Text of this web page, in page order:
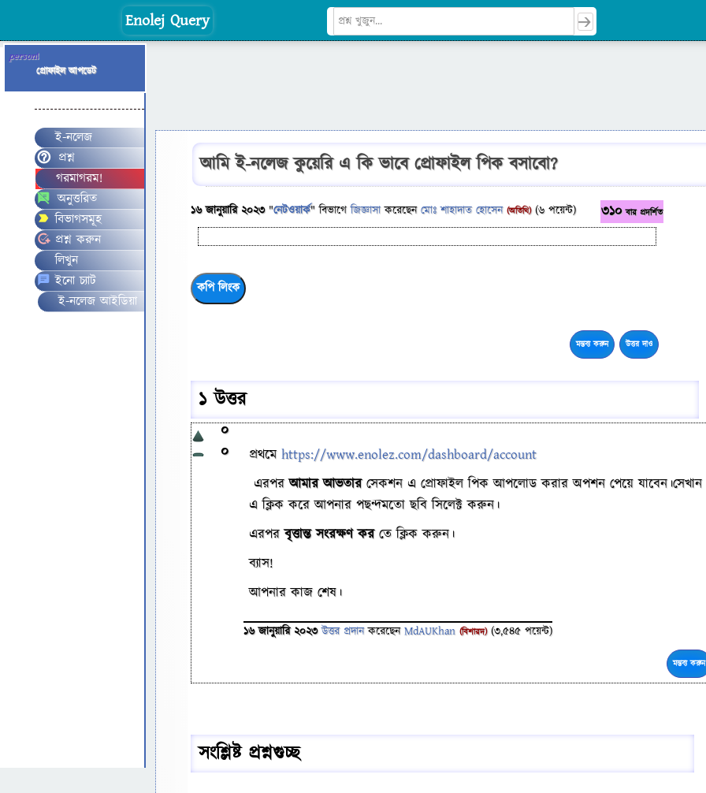
Enolej Query
person!
প্রোফাইল আপডেট
ই-নলেজ
প্রশ্ন
গরমাগরম!
অনুত্তরিত
বিভাগসমূহ
প্রশ্ন করুন
লিখুন
ইনো চ্যাট
ই-নলেজ আইডিয়া
আমি ই-নলেজ কুয়েরি এ কি ভাবে প্রোফাইল পিক বসাবো?
16 জানুয়ারি 2023 "নেটওয়ার্ক" বিভাগে জিজ্ঞাসাকরেছেন মোঃ শাহাদাত হোসেন (অতিথি) (6পয়েন্ট) 310 বার প্রদর্শিত
1 উত্তর
0
0
প্রথমে https://www.enolez.com/dashboard/account
এরপরআমার আভতারসেকশন এ প্রোফাইল পিক আপলোড করার অপশন পেয়ে যাবেন।সেখান
এ ক্লিক করে আপনার পছন্দমতো ছবি সিলেক্ট করুন।
এরপরবৃত্তান্ত সংরক্ষণ করতে ক্লিক করুন।
ব্যাস!
আপনার কাজ শেষ।
16 জানুয়ারি 2023 উত্তর প্রদান করেছেন MdAUKhan (বিশারদ) (3,545 পয়েন্ট)
সংশ্লিষ্ট প্রশ্নগুচ্ছ